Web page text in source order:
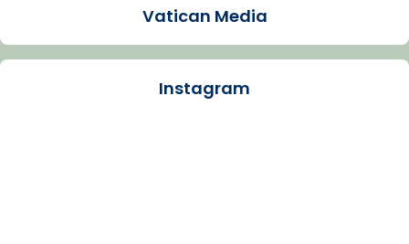
Arquebisbat de Barcelona
Vatican Media
Instagram